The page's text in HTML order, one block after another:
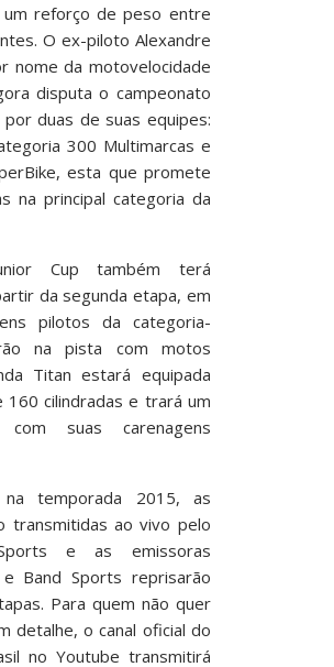
um reforço de peso entre
O ex-piloto Alexandre
nome da motovelocidade
disputa o campeonato
duas de suas equipes:
300 Multimarcas e
esta que promete
na principal categoria da
Cup também terá
da segunda etapa, em
pilotos da categoria-
na pista com motos
Titan estará equipada
cilindradas e trará um
suas carenagens
na temporada 2015, as
transmitidas ao vivo pelo
e as emissoras
e Band Sports reprisarão
Para quem não quer
detalhe, o canal oficial do
no Youtube transmitirá